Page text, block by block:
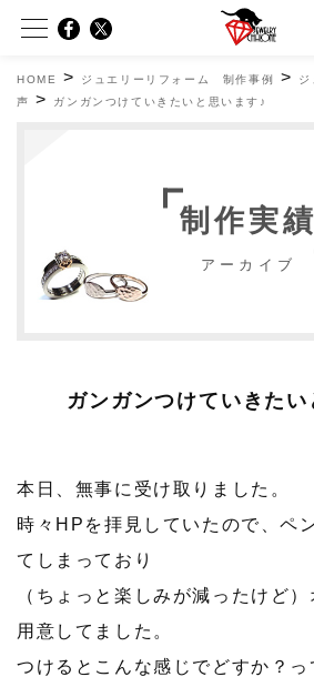
HOME > ジュエリーリフォーム 制作事例 >
声
> ガンガンつけていきたいと思います♪
制作実績
アーカイブ
ガンガンつけていきたい
本日、無事に受け取りました。
時々HPを拝見していたので、ペ
てしまっており
（ちょっと楽しみが減ったけど
用意してました。
つけるとこんな感じでどすか？っ